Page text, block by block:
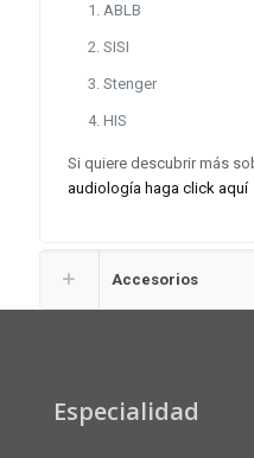
ABLB
SISI
Stenger
HIS
Si quiere descubrir más
audiología haga click aquí
Accesorios
Especialidad